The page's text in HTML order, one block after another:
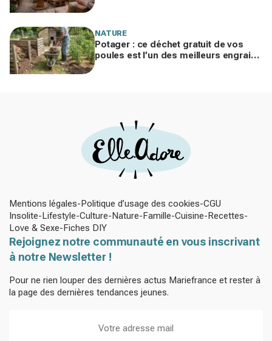
NATURE
Potager : ce déchet gratuit de vos
poules est l’un des meilleurs engrais
Mentions légales Politique d’usage des cookies CGU
Insolite Lifestyle Culture Nature Famille Cuisine Recettes
Love & Sexe Fiches DIY
Rejoignez notre communauté en vous inscrivant
à notre Newsletter !
Pour ne rien louper des dernières actus Mariefrance et rester à
la page des dernières tendances jeunes.